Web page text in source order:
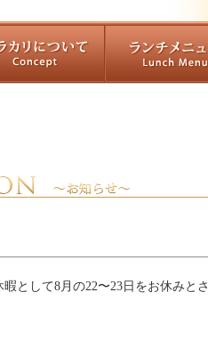
として8月の22〜23日をお休みと